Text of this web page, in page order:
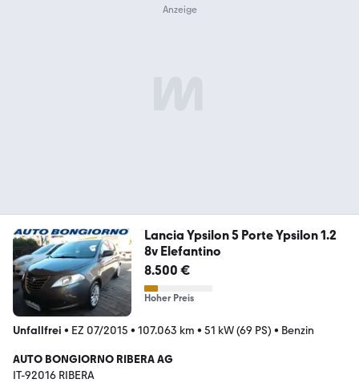
Lancia Ypsilon 5 Porte Ypsilon 1.2
8v Elefantino
8.500 €
Hoher Preis
Unfallfrei • EZ 07/2015 • 107.063 km • 51 kW (69 PS) • Benzin
AUTO BONGIORNO RIBERA AG
IT-92016 RIBERA